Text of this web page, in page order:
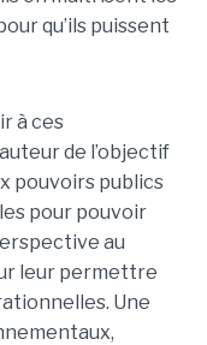
qu’ils puissent
à ces
de l’objectif
pouvoirs publics
pour pouvoir
au
leur permettre
Une